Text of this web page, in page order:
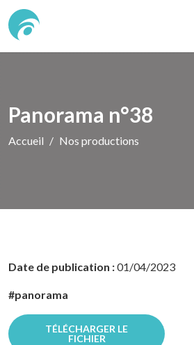
Panorama n°38
Accueil Nos productions
Date de publication :01/04/2023
#panorama
TÉLÉCHARGER LE
FICHIER